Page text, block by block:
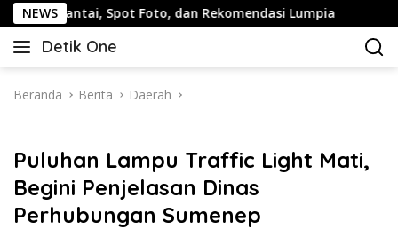
Langsung
ke
konten
NEWS
Spot Foto, dan Rekomendasi Lumpia Panduan
Detik One
Tajam
Fakta
Beranda Berita Daerah
Puluhan Lampu Traffic Light Mati,
Begini Penjelasan Dinas
Perhubungan Sumenep